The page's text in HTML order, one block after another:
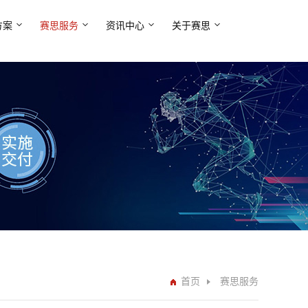
案 赛思服务 资讯中心 关于赛思
首页 赛思服务